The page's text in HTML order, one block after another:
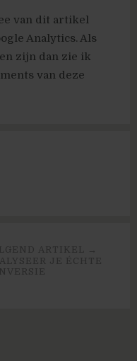
van dit artikel
Analytics. Als
zijn dan zie ik
van deze
ARTIKEL →
JE ÉCHTE